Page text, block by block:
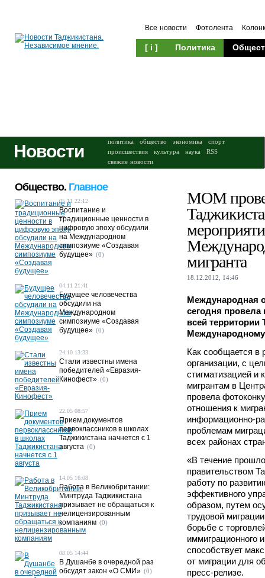
Все новости Фотолента
[ i ] Политика
Новости политика общество экономика
спорт
происшествия
культура наука
RSS
свежие новости
МОМ
мигранта
18.12.2012, 14:46
Международная
сегодня
всей территории
Как сообщается в
организации, с
стигматизацией и
мигрантам в
провела
отношения к
информационно-
проблемам
всех районах
«В течение
правительством
работу по
эффективного
образом, путем
трудовой
борьбе с
иммиграционного
способствует
от миграции для
пресс-релизе.
Общество. Главное
05.11 22:12
Воспитание и
традиционные ценности в
цифровую эпоху обсудили
на Международном
симпозиуме «Создавая
будущее» (0)
04.11 21:41
Будущее человечества
обсудили на
Международном
симпозиуме «Создавая
будущее» (0)
24.10 13:33
Стали известны имена
победителей «Евразия-
Кинофест» (0)
22.05 08:57
Прием документов
первоклассников в школах
Таджикистана начнется с 1
августа (0)
14.05 16:08
Работа в Великобритании:
Минтруда Таджикистана
призывает не обращаться к
нелицензированным
компаниям (0)
08.05 14:44
В Душанбе в очередной раз
обсудят закон «О СМИ» (0)